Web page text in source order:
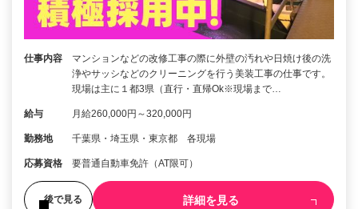
仕事内容
マンションなどの改修工事の際に外壁の汚れや日焼け後の洗
浄やサッシなどのクリーニングを行う美装工事の仕事です。
現場は主に１都3県（直行・直帰Ok※現場まで…
給与 月給260,000円～320,000円
勤務地 千葉県・埼玉県・東京都 各現場
応募資格 要普通自動車免許（AT限可）
後で見る 詳細を見る